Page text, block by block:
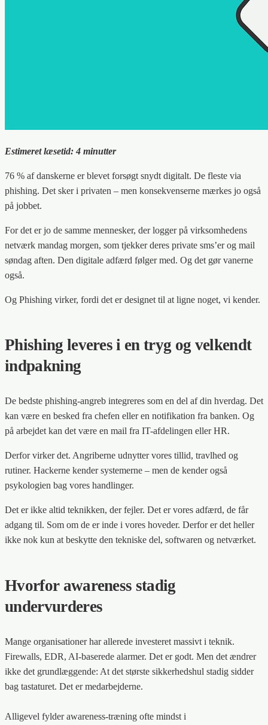
Estimeret læsetid: 4 minutter
76 % af danskerne er blevet forsøgt snydt digitalt. De fleste via
phishing. Det sker i privaten – men konsekvenserne mærkes jo også
på jobbet.
For det er jo de samme mennesker, der logger på virksomhedens
netværk mandag morgen, som tjekker deres private sms’er og mail
søndag aften. Den digitale adfærd følger med. Og det gør vanerne
også.
Og Phishing virker, fordi det er designet til at ligne noget, vi kender.
Phishing leveres i en tryg og velkendt
indpakning
De bedste phishing-angreb integreres som en del af din hverdag. Det
kan være en besked fra chefen eller en notifikation fra banken. Og
på arbejdet kan det være en mail fra IT-afdelingen eller HR.
Derfor virker det. Angriberne udnytter vores tillid, travlhed og
rutiner. Hackerne kender systemerne – men de kender også
psykologien bag vores handlinger.
Det er ikke altid teknikken, der fejler. Det er vores adfærd, de får
adgang til. Som om de er inde i vores hoveder. Derfor er det heller
ikke nok kun at beskytte den tekniske del, softwaren og netværket.
Hvorfor awareness stadig
undervurderes
Mange organisationer har allerede investeret massivt i teknik.
Firewalls, EDR, AI-baserede alarmer. Det er godt. Men det ændrer
ikke det grundlæggende: At det største sikkerhedshul stadig sidder
bag tastaturet. Det er medarbejderne.
Alligevel fylder awareness-træning ofte mindst i